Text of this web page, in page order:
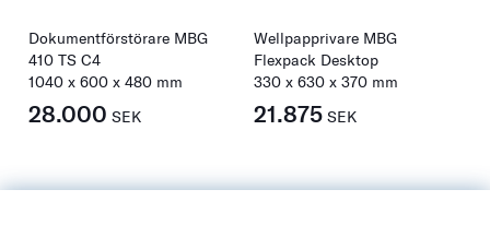
Dokumentförstörare MBG
410 TS C4
1040 x 600 x 480 mm
28.000 SEK
Wellpapprivare MBG
Flexpack Desktop
330 x 630 x 370 mm
21.875 SEK